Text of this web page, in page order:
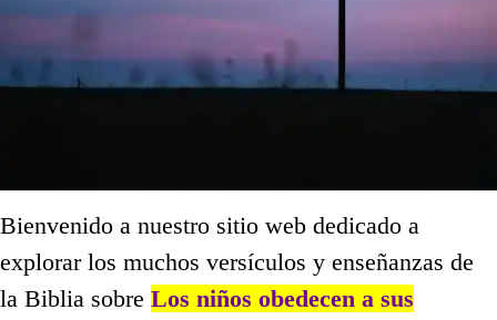
Bienvenido a nuestro sitio web dedicado a
explorar los muchos versículos y enseñanzas de
la Biblia sobre Los niños obedecen a sus